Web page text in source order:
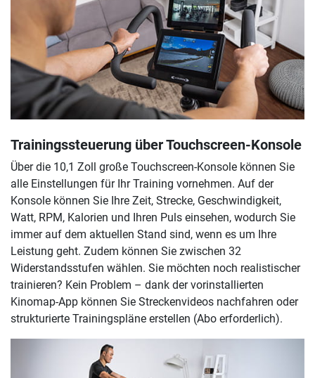
Trainingssteuerung über Touchscreen-Konsole
Über die 10,1 Zoll große Touchscreen-Konsole können Sie
alle Einstellungen für Ihr Training vornehmen. Auf der
Konsole können Sie Ihre Zeit, Strecke, Geschwindigkeit,
Watt, RPM, Kalorien und Ihren Puls einsehen, wodurch Sie
immer auf dem aktuellen Stand sind, wenn es um Ihre
Leistung geht. Zudem können Sie zwischen 32
Widerstandsstufen wählen. Sie möchten noch realistischer
trainieren? Kein Problem – dank der vorinstallierten
Kinomap-App können Sie Streckenvideos nachfahren oder
strukturierte Trainingspläne erstellen (Abo erforderlich).